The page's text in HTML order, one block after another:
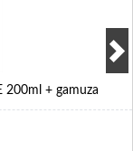
200ml + gamuza